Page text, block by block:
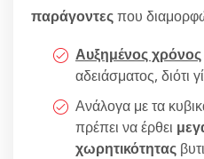
παράγοντεςπου
Αυξημένος χρόνος
αδειάσματος, διότι
Ανάλογα με τα
πρέπει να έρθει
χωρητικότητας